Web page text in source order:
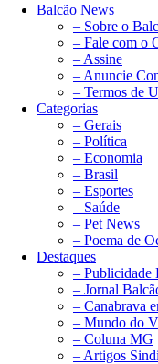
Balcão News
– Sobre o
– Fale com o
– Assine
– Anuncie
– Termos de
Categorias
– Gerais
– Política
– Economia
– Brasil
– Esportes
– Saúde
– Pet News
– Poema de
Destaques
– Publicidade
– Jornal
– Canabrava
– Mundo do
– Coluna MG
– Artigos